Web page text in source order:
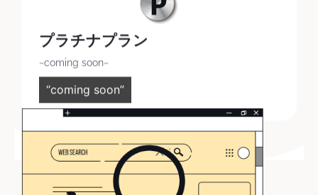
プラチナプラン
~coming soon~
“coming soon”